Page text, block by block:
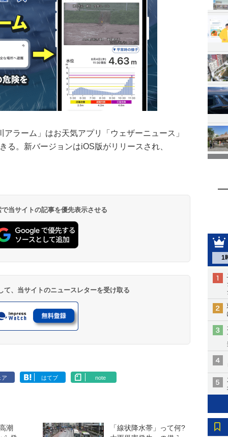
1
ラーム」はお天気アプリ「ウェザーニュース」
る。新バージョンはiOS版がリリースされ、
当サイトの記事を優先表示させる
て、当サイトのニュースレターを受け取る
ア はてブ note
潮
「線状降水帯」って何?